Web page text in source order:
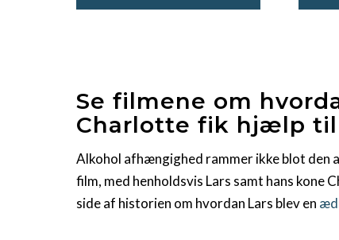
Se filmene om
Charlotte fik hjælp til
Alkohol afhængighed rammer ikke blot den
film, med henholdsvis Lars samt hans
side af historien om hvordan Lars blev en